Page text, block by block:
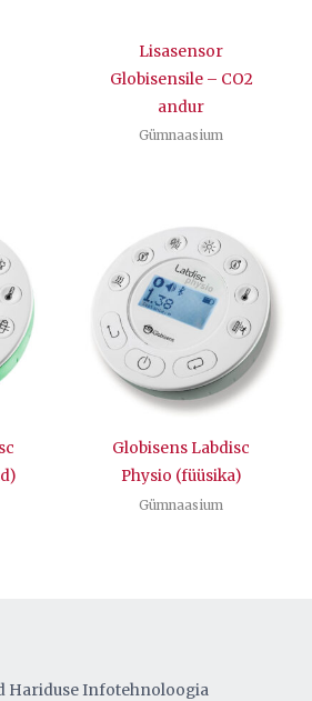
Lisasensor
Globisensile – CO2
andur
Gümnaasium
Globisens Labdisc
Physio (füüsika)
Gümnaasium
Hariduse Infotehnoloogia